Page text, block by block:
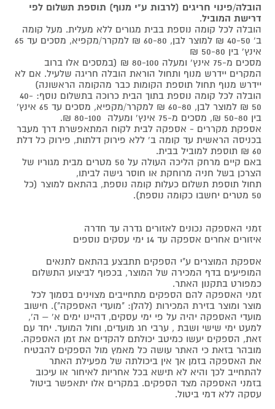
הובלה/פינוי חריגים (לרבות ע"י מנוף) תוספת תשלום לפי
דרישת המוביל.
הובלה לכל קומה נוספת בבית מגורים ללא מעלית. מעל קומה
ב' 40-50 ₪ למוצר לבן, 60-80 ₪ למקרר/מקפיא, מסכים עד 65
אינץ' בין 50-80 ₪
מסכים מ-75 אינץ' ומעלה 80-100 ₪ (במסכים אלו ברוב
המקרים יידרש מנוף ותחול הוראת הובלה חריגה שלעיל. אם לא
יידרש מנוף תחול תוספת הקומות כבר מהקומה הראשונה)
הובלה לכל קומה נוספת בתוך הבית כרוכה בתשלום נוסף: 40-
50 ₪ למוצר לבן, 60-80 ₪ למקרר/מקפיא, מסכים עד 65 אינץ'
בין 50-80 ₪, מסכים מ-75 אינץ' ומעלה 80-100 ₪.
אספקת מקררים - אספקה לבית לקוח המתאפשרת דרך מעבר
בכניסה הראשית עד קומה ב' ללא פירוק דלתות, פירוק כל דלת
60 ₪ תוספת למוביל בבית.
באם קיים מרחק הליכה העולה על 50 מטרים מבית מגוריו של
הצרכן בשל חניה מרוחקת או חוסר גישה לביתו,
תחול תוספת תשלום כעלות קומה נוספת, בהתאם למוצר (כל
50 מטרים יחשבו כקומה נוספת).
זמני האספקה נכונים לאזורים גדרה עד חדרה
איזורים אחרים אספקה עד 14 ימי עסקים נוספים
אספקת המוצרים ע"י הספקים תתבצע בהתאם לתנאים
המופיעים בדף המכירה של המוצר, בכפוף לביצוע התשלום
כמפורט בתקנון האתר.
זמני האספקה להם הספקים מתחייבים מצוינים בסמוך לכל
מוצר ומוצר בזירת המכירות (להלן: "מועדי האספקה"). חישוב
מועדי האספקה יהיה על פי ימי עסקים, דהיינו ימים א' – ה',
למעט ימי שישי ושבת , ערבי חג מועדים, וחול המועד. יחד עם
זאת, הספקים יעשו כמיטב יכולתם להקדים את זמן האספקה.
מובהר בזאת כי האתר עושה כל מאמץ מול הספקים להבטיח
את האספקה בזמן אך אין ביכולתה של מפעילת האתר
להתחייב לכך והיא לא תישא בכל אחריות לאיחור או עיכוב
בזמני האספקה מצד הספקים. במקרים אלו יתאפשר ביטול
עסקה ללא דמי ביטול.